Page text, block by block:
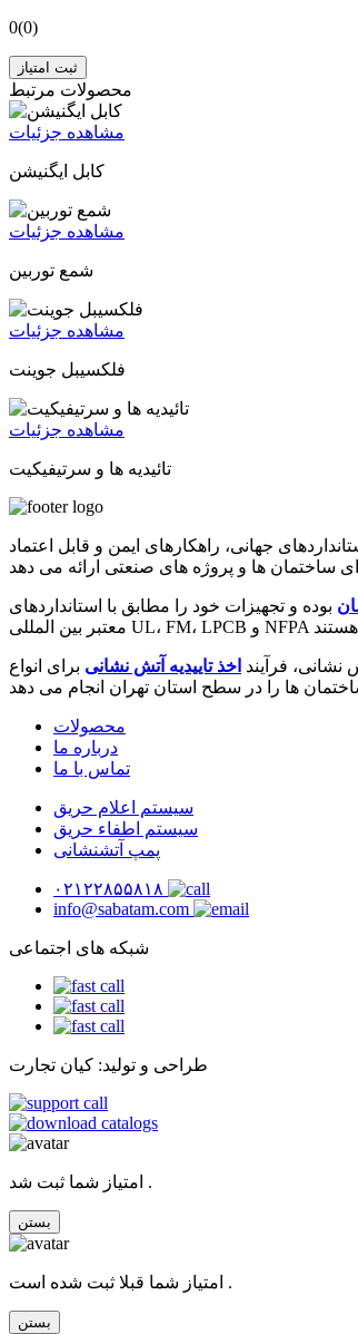
0(0)
ثبت امتیاز
محصولات مرتبط
مشاهده جزئیات
کابل ایگنیشن
مشاهده جزئیات
شمع توربین
مشاهده جزئیات
فلکسیبل جوینت
مشاهده جزئیات
تائیدیه ها و سرتیفیکیت
جهانی، راهکارهای ایمن و قابل اعتماد
بوده و تجهیزات خود را مطابق با استانداردهای
فرآیند اخذ تاییدیه آتش نشانی برای انواع
محصولات
درباره ما
تماس با ما
سیستم اعلام حریق
سیستم اطفاء حریق
پمپ آتشنشانی
۰۲۱۲۲۸۵۵۸۱۸
info@sabatam.com
شبکه های اجتماعی
طراحی و تولید: کیان تجارت
امتیاز شما ثبت شد .
بستن
امتیاز شما قبلا ثبت شده است .
بستن